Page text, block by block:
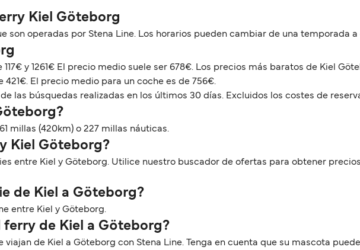
Kiel Göteborg
son operadas por Stena Line. Los horarios pueden cambiar de una temporada a
y 1261€ El precio medio suele ser 678€. Los precios más baratos de Kiel
421€. El precio medio para un coche es de 756€.
las búsquedas realizadas en los últimos 30 días. Excluidos los costes de
millas (420km) o 227 millas náuticas.
Kiel Göteborg?
entre Kiel y Göteborg. Utilice nuestro buscador de ofertas para obtener
de Kiel a Göteborg?
entre Kiel y Göteborg.
ferry de Kiel a Göteborg?
de Kiel a Göteborg con Stena Line. Tenga en cuenta que su mascota